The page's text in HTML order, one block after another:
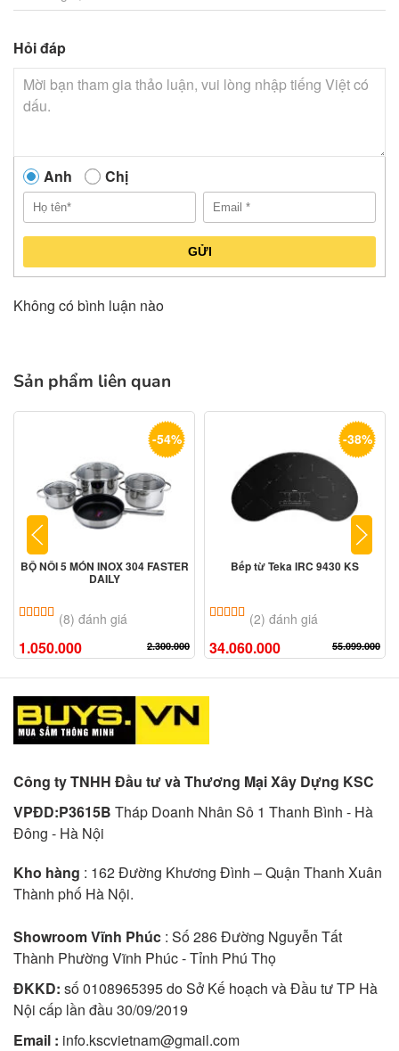
Hỏi đáp
Anh Chị
GỬI
Không có bình luận nào
Sản phẩm liên quan
-54%
BỘ NỒI 5 MÓN INOX 304 FASTER
DAILY
5.00 trên 5 dựa trên
(8) đánh giá
1.050.000 2.300.000
-38%
Bếp từ Teka IRC 9430 KS
5.00 trên 5 dựa trên
(2) đánh giá
34.060.000 55.099.000
Công ty TNHH Đầu tư và Thương Mại Xây Dựng KSC
VPĐD:P3615B Tháp Doanh Nhân Sô 1 Thanh Bình - Hà
Đông - Hà Nội
Kho hàng : 162 Đường Khương Đình – Quận Thanh Xuân
Thành phố Hà Nội.
Showroom Vĩnh Phúc : Số 286 Đường Nguyễn Tất
Thành Phường Vĩnh Phúc - Tỉnh Phú Thọ
ĐKKD: số 0108965395 do Sở Kế hoạch và Đầu tư TP Hà
Nội cấp lần đầu 30/09/2019
Email : info.kscvietnam@gmail.com